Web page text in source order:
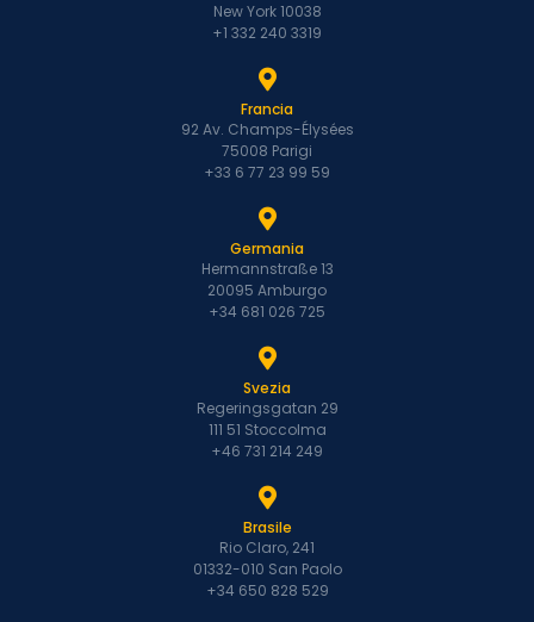
New York 10038
+1 332 240 3319
Francia
92 Av. Champs-Élysées
75008 Parigi
+33 6 77 23 99 59
Germania
Hermannstraße 13
20095 Amburgo
+34 681 026 725
Svezia
Regeringsgatan 29
111 51 Stoccolma
+46 731 214 249
Brasile
Rio Claro, 241
01332-010 San Paolo
+34 650 828 529